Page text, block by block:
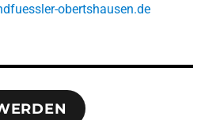
obertshausen.de